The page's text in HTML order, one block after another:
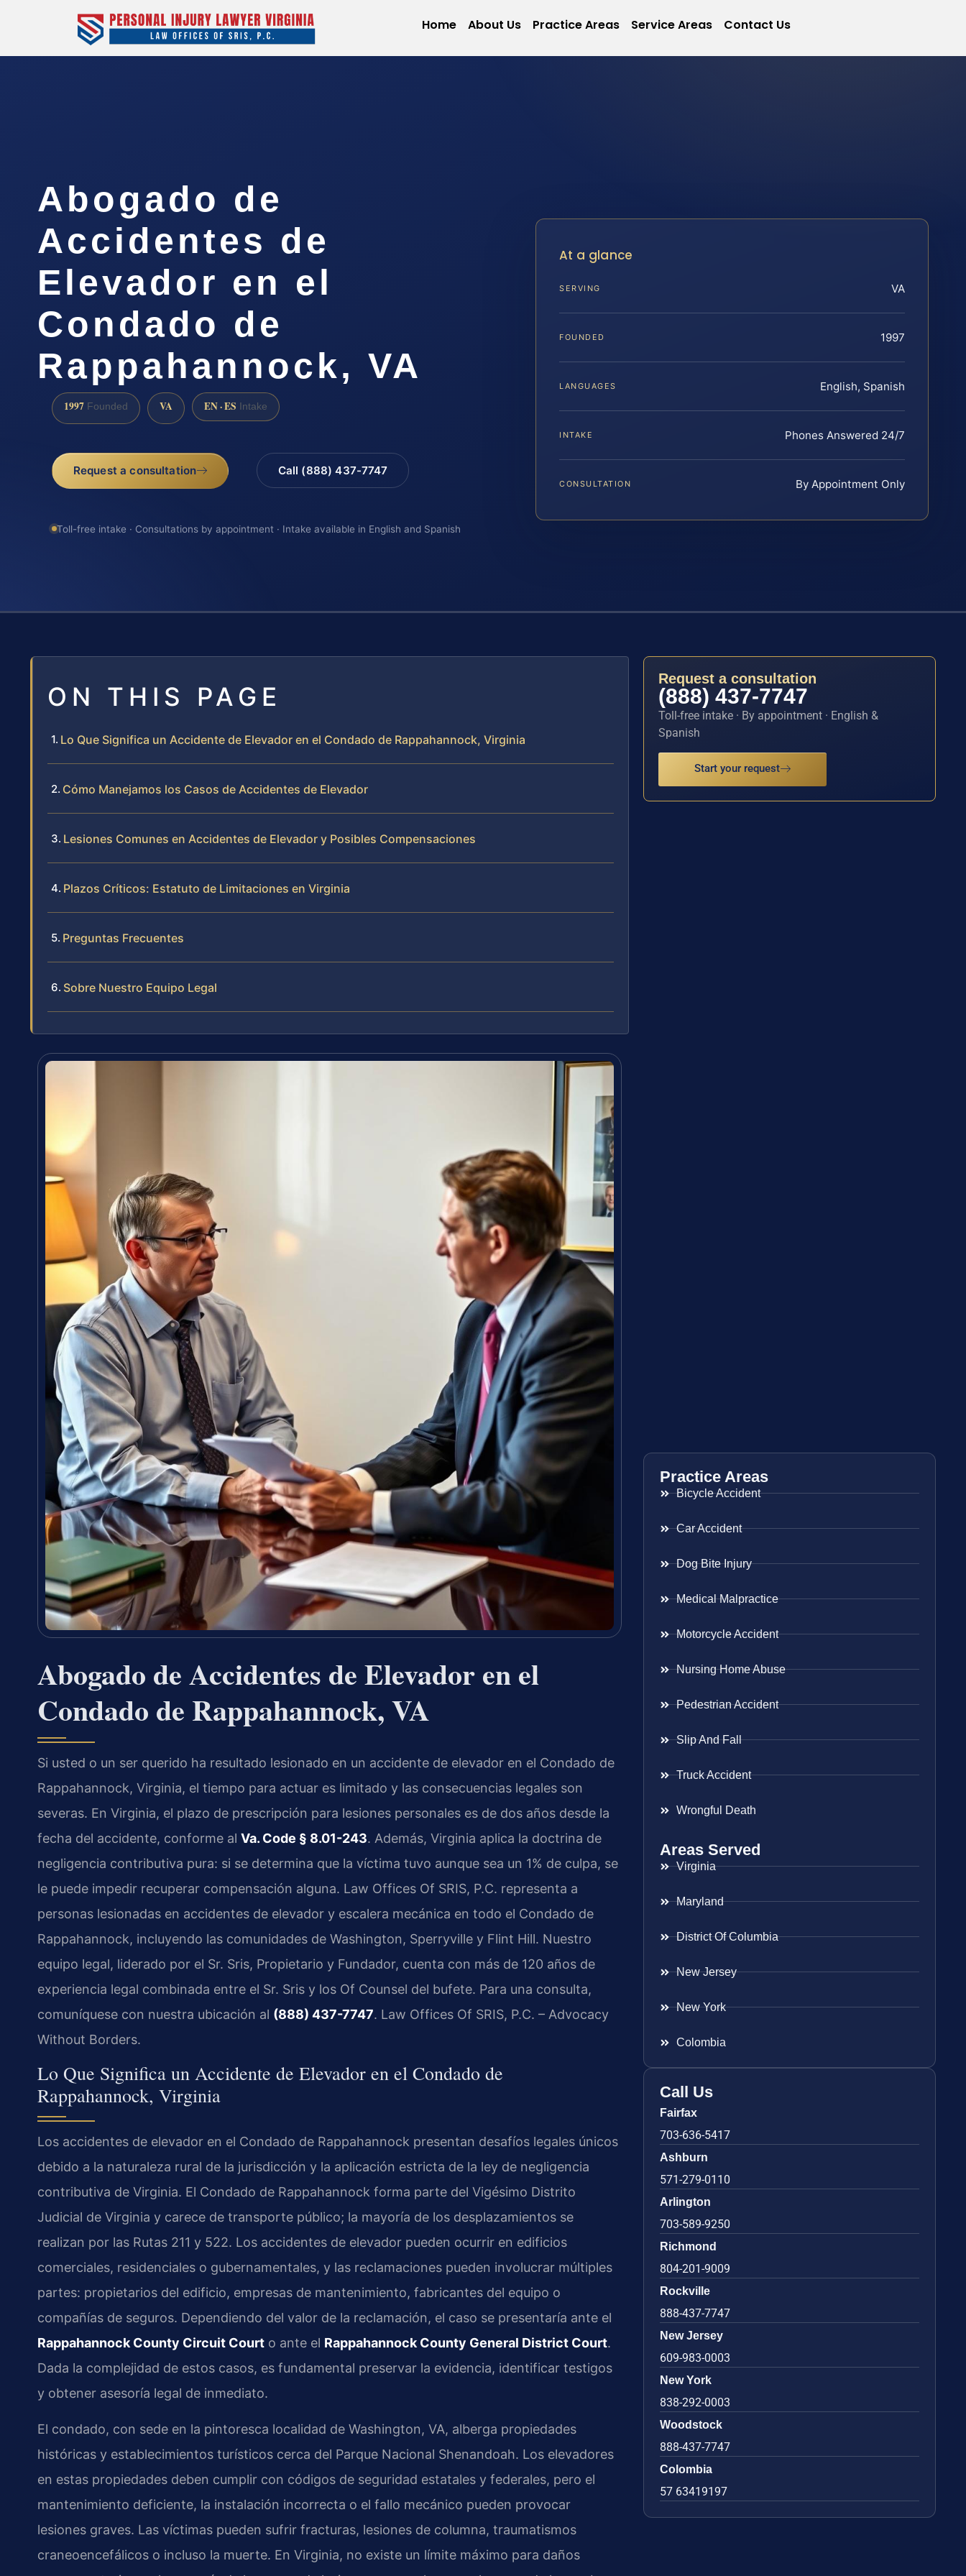
Home About Us Practice Areas Service Areas Contact Us
Abogado de
Accidentes de
Elevador en el
Condado de
Rappahannock, VA
1997 Founded VA EN · ES Intake
Request a consultation Call (888) 437-7747
Toll-free intake · Consultations by appointment · Intake available in English and Spanish
At a glance
SERVING VA
FOUNDED 1997
LANGUAGES English, Spanish
INTAKE Phones Answered 24/7
CONSULTATION By Appointment Only
ON THIS PAGE
Lo Que Significa un Accidente de Elevador en el Condado de Rappahannock, Virginia
Cómo Manejamos los Casos de Accidentes de Elevador
Lesiones Comunes en Accidentes de Elevador y Posibles Compensaciones
Plazos Críticos: Estatuto de Limitaciones en Virginia
Preguntas Frecuentes
Sobre Nuestro Equipo Legal
Abogado de Accidentes de Elevador en el
Condado de Rappahannock, VA
Si usted o un ser querido ha resultado lesionado en un accidente de elevador en el Condado de
Rappahannock, Virginia, el tiempo para actuar es limitado y las consecuencias legales son
severas. En Virginia, el plazo de prescripción para lesiones personales es de dos años desde la
fecha del accidente, conforme al Va. Code § 8.01-243. Además, Virginia aplica la doctrina de
negligencia contributiva pura: si se determina que la víctima tuvo aunque sea un 1% de culpa, se
le puede impedir recuperar compensación alguna. Law Offices Of SRIS, P.C. representa a
personas lesionadas en accidentes de elevador y escalera mecánica en todo el Condado de
Rappahannock, incluyendo las comunidades de Washington, Sperryville y Flint Hill. Nuestro
equipo legal, liderado por el Sr. Sris, Propietario y Fundador, cuenta con más de 120 años de
experiencia legal combinada entre el Sr. Sris y los Of Counsel del bufete. Para una consulta,
comuníquese con nuestra ubicación al (888) 437-7747. Law Offices Of SRIS, P.C. – Advocacy
Without Borders.
Lo Que Significa un Accidente de Elevador en el Condado de
Rappahannock, Virginia
Los accidentes de elevador en el Condado de Rappahannock presentan desafíos legales únicos
debido a la naturaleza rural de la jurisdicción y la aplicación estricta de la ley de negligencia
contributiva de Virginia. El Condado de Rappahannock forma parte del Vigésimo Distrito
Judicial de Virginia y carece de transporte público; la mayoría de los desplazamientos se
realizan por las Rutas 211 y 522. Los accidentes de elevador pueden ocurrir en edificios
comerciales, residenciales o gubernamentales, y las reclamaciones pueden involucrar múltiples
partes: propietarios del edificio, empresas de mantenimiento, fabricantes del equipo o
compañías de seguros. Dependiendo del valor de la reclamación, el caso se presentaría ante el
Rappahannock County Circuit Court o ante el Rappahannock County General District Court.
Dada la complejidad de estos casos, es fundamental preservar la evidencia, identificar testigos
y obtener asesoría legal de inmediato.
El condado, con sede en la pintoresca localidad de Washington, VA, alberga propiedades
históricas y establecimientos turísticos cerca del Parque Nacional Shenandoah. Los elevadores
en estas propiedades deben cumplir con códigos de seguridad estatales y federales, pero el
mantenimiento deficiente, la instalación incorrecta o el fallo mecánico pueden provocar
lesiones graves. Las víctimas pueden sufrir fracturas, lesiones de columna, traumatismos
craneoencefálicos o incluso la muerte. En Virginia, no existe un límite máximo para daños
Request a consultation
(888) 437-7747
Toll-free intake · By appointment · English &
Spanish
Start your request
Practice Areas
Bicycle Accident
Car Accident
Dog Bite Injury
Medical Malpractice
Motorcycle Accident
Nursing Home Abuse
Pedestrian Accident
Slip And Fall
Truck Accident
Wrongful Death
Areas Served
Virginia
Maryland
District Of Columbia
New Jersey
New York
Colombia
Call Us
Fairfax
703-636-5417
Ashburn
571-279-0110
Arlington
703-589-9250
Richmond
804-201-9009
Rockville
888-437-7747
New Jersey
609-983-0003
New York
838-292-0003
Woodstock
888-437-7747
Colombia
57 63419197